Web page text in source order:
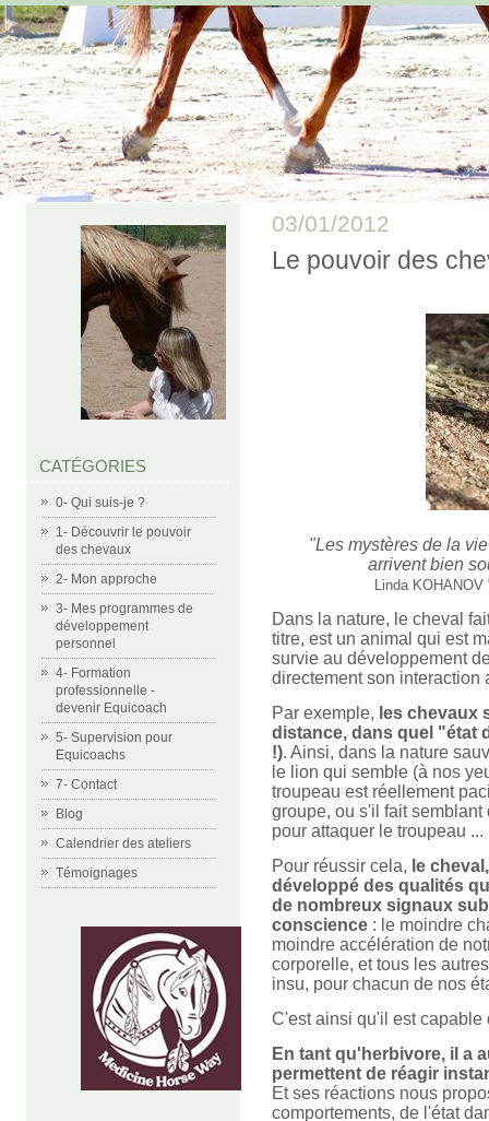
CATÉGORIES
0- Qui suis-je ?
1- Découvrir le pouvoir
des chevaux
2- Mon approche
3- Mes programmes de
développement
personnel
4- Formation
professionnelle -
devenir Equicoach
5- Supervision pour
Equicoachs
7- Contact
Blog
Calendrier des ateliers
Témoignages
03/01/2012
Le pouvoir des
"Les mystères de la
arrivent bien
Linda
Dans la nature, le cheval
titre, est un animal qui est
survie au développement
directement son interaction
Par exemple, les chevaux
distance, dans quel "état
!). Ainsi, dans la nature
le lion qui semble (à nos
troupeau est réellement
groupe, ou s'il fait
pour attaquer le troupeau ...
Pour réussir cela, le
développé des qualités
de nombreux signaux
conscience : le moindre
moindre accélération de
corporelle, et tous les
insu, pour chacun de nos
C'est ainsi qu'il est capable
En tant qu'herbivore, il a
permettent de réagir
Et ses réactions nous
comportements, de l'état